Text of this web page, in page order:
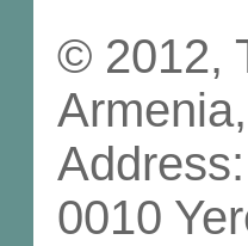
© 2012,
0010